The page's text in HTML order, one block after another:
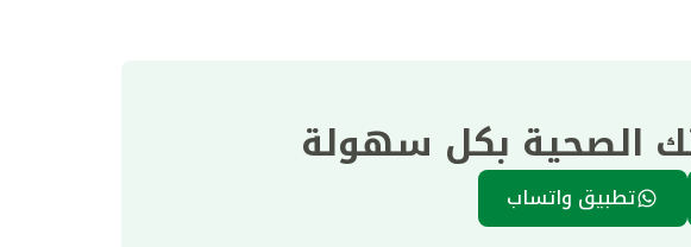
الصحية بكل سهولة
تطبيق واتساب